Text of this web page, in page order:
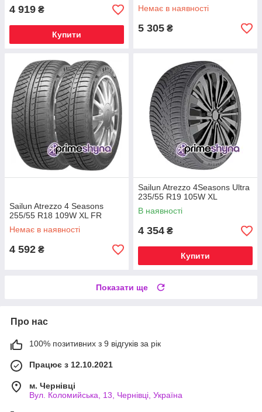
4 919 ₴
Купити
Немає в наявності
5 305 ₴
Sailun Atrezzo 4 Seasons
255/55 R18 109W XL FR
Немає в наявності
4 592 ₴
Sailun Atrezzo 4Seasons Ultra
235/55 R19 105W XL
В наявності
4 354 ₴
Купити
Показати ще
Про нас
100% позитивних з 9 відгуків за рік
Працює з 12.10.2021
м. Чернівці
Вул. Коломийська, 13, Чернівці, Україна